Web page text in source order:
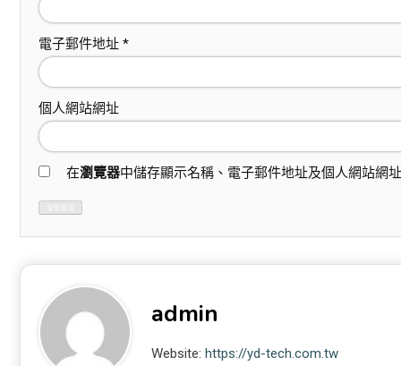
電子郵件地址 *
個人網站網址
在瀏覽器中儲存顯示名稱、電子郵件地址及個人網站網
admin
Website: https://yd-tech.com.tw